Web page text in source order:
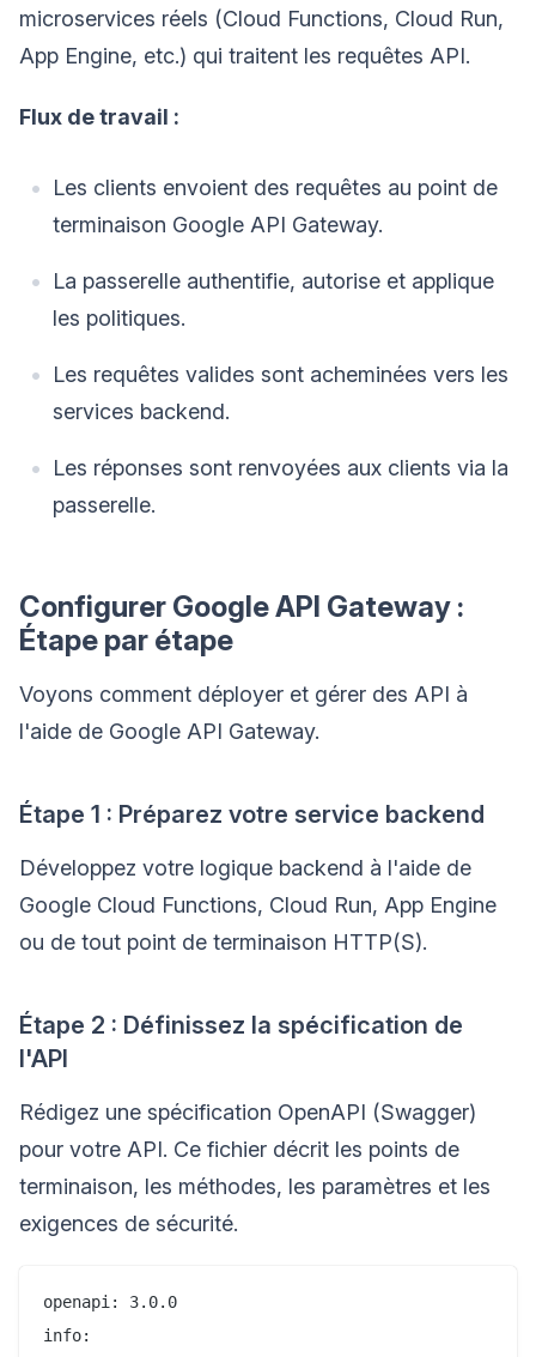
microservices réels (Cloud Functions, Cloud Run,
App Engine, etc.) qui traitent les requêtes API.
Flux de travail :
Les clients envoient des requêtes au point de
terminaison Google API Gateway.
La passerelle authentifie, autorise et applique
les politiques.
Les requêtes valides sont acheminées vers les
services backend.
Les réponses sont renvoyées aux clients via la
passerelle.
Configurer Google API Gateway :
Étape par étape
Voyons comment déployer et gérer des API à
l'aide de Google API Gateway.
Étape 1 : Préparez votre service backend
Développez votre logique backend à l'aide de
Google Cloud Functions, Cloud Run, App Engine
ou de tout point de terminaison HTTP(S).
Étape 2 : Définissez la spécification de
l'API
Rédigez une spécification OpenAPI (Swagger)
pour votre API. Ce fichier décrit les points de
terminaison, les méthodes, les paramètres et les
exigences de sécurité.
openapi: 3.0.0
info: